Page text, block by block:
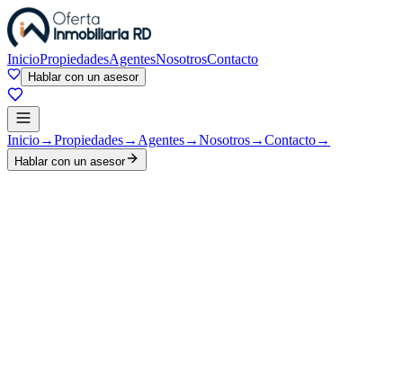
InicioPropiedadesAgentesNosotrosContacto
Hablar con un asesor
Inicio→Propiedades→ Agentes→Nosotros→Contacto→
Hablar con un asesor